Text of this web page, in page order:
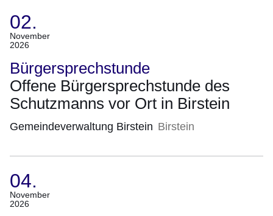
02.
November
2026
(Termin:
02.
November
2026)
Bürgersprechstunde
Offene Bürgersprechstunde des
Schutzmanns vor Ort in Birstein
Gemeindeverwaltung Birstein Birstein
04.
November
2026
(Termin:
04.